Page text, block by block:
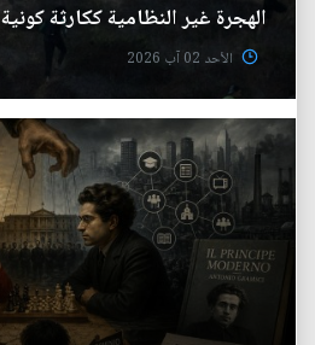
الهجرة غير النظامية ككارثة كونية
الأحد 02 آب 2026